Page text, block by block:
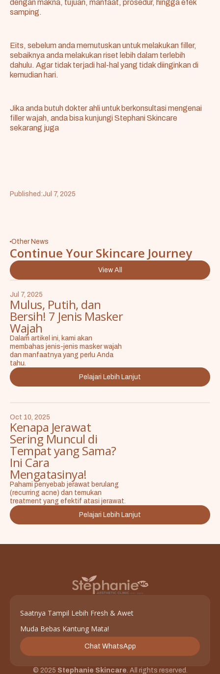
dengan makna, tujuan, manfaat, prosedur, hingga efek
samping.
Eits, sebelum anda memutuskan untuk melakukan filler,
sebaiknya anda melakukan riset lebih dalam terlebih
dahulu. Agar tidak terjadi hal-hal yang tidak diinginkan di
kemudian hari.
Jika anda butuh dokter ahli untuk berkonsultasi mengenai
filler wajah, anda bisa kunjungiStephani Skincare
sekarang juga
Published:Jul 7, 2025
Other News
Continue Your Skincare Journey
View All
Jul 7, 2025
Mulus, Putih, dan
Bersih! 7 Jenis Masker
Wajah
Dalam artikel ini, kami akan
membahas jenis-jenis masker wajah
dan manfaatnya yang perlu Anda
tahu.
Pelajari Lebih Lanjut
Oct 10, 2025
Kenapa Jerawat
Sering Muncul di
Tempat yang Sama?
Ini Cara
Mengatasinya!
Pahami penyebab jerawat berulang
(recurring acne) dan temukan
treatment yang efektif atasi jerawat.
Pelajari Lebih Lanjut
Saatnya Tampil Lebih Fresh & Awet
Muda Bebas Kantung Mata!
Chat WhatsApp
© 2025 Stephanie Skincare . All rights reserved.